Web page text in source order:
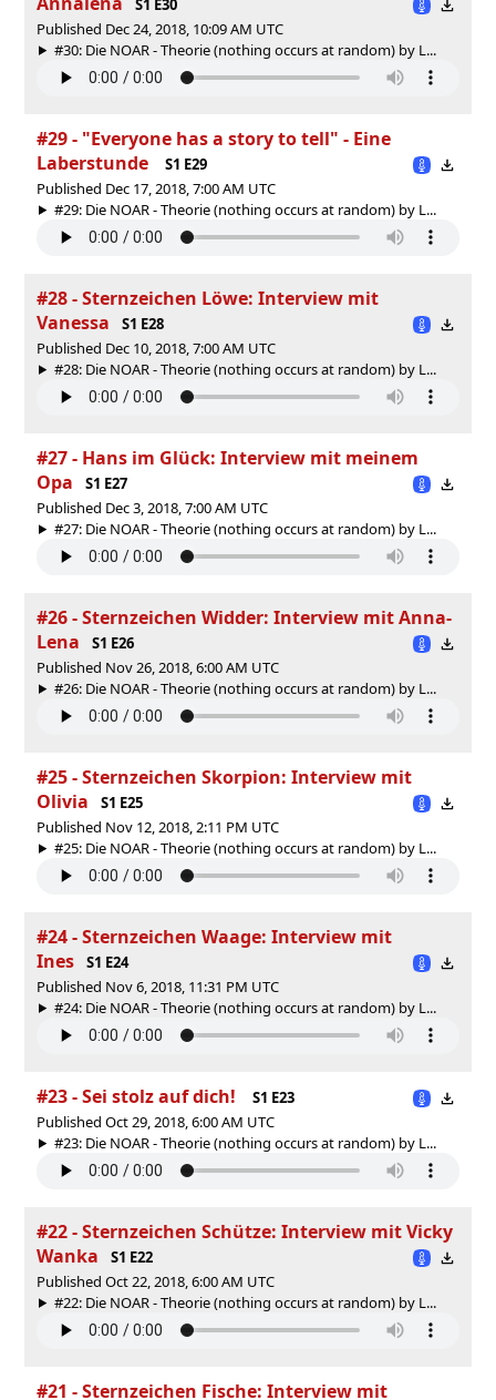
S1 E30
Published Dec 24, 2018, 10:09 AM UTC
#30: Die NOAR - Theorie (nothing occurs at random) by L...
#29 - "Everyone has a story to tell" - Eine
Laberstunde
S1 E29
Published Dec 17, 2018, 7:00 AM UTC
#29: Die NOAR - Theorie (nothing occurs at random) by L...
#28 - Sternzeichen Löwe: Interview mit
Vanessa
S1 E28
Published Dec 10, 2018, 7:00 AM UTC
#28: Die NOAR - Theorie (nothing occurs at random) by L...
#27 - Hans im Glück: Interview mit meinem
Opa
S1 E27
Published Dec 3, 2018, 7:00 AM UTC
#27: Die NOAR - Theorie (nothing occurs at random) by L...
#26 - Sternzeichen Widder: Interview mit Anna-
Lena
S1 E26
Published Nov 26, 2018, 6:00 AM UTC
#26: Die NOAR - Theorie (nothing occurs at random) by L...
#25 - Sternzeichen Skorpion: Interview mit
Olivia
S1 E25
Published Nov 12, 2018, 2:11 PM UTC
#25: Die NOAR - Theorie (nothing occurs at random) by L...
#24 - Sternzeichen Waage: Interview mit
Ines
S1 E24
Published Nov 6, 2018, 11:31 PM UTC
#24: Die NOAR - Theorie (nothing occurs at random) by L...
#23 - Sei stolz auf dich!
S1 E23
Published Oct 29, 2018, 6:00 AM UTC
#23: Die NOAR - Theorie (nothing occurs at random) by L...
#22 - Sternzeichen Schütze: Interview mit Vicky
Wanka
S1 E22
Published Oct 22, 2018, 6:00 AM UTC
#22: Die NOAR - Theorie (nothing occurs at random) by L...
#21 - Sternzeichen Fische: Interview mit